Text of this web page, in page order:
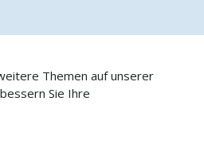
Themen auf unserer
Sie Ihre